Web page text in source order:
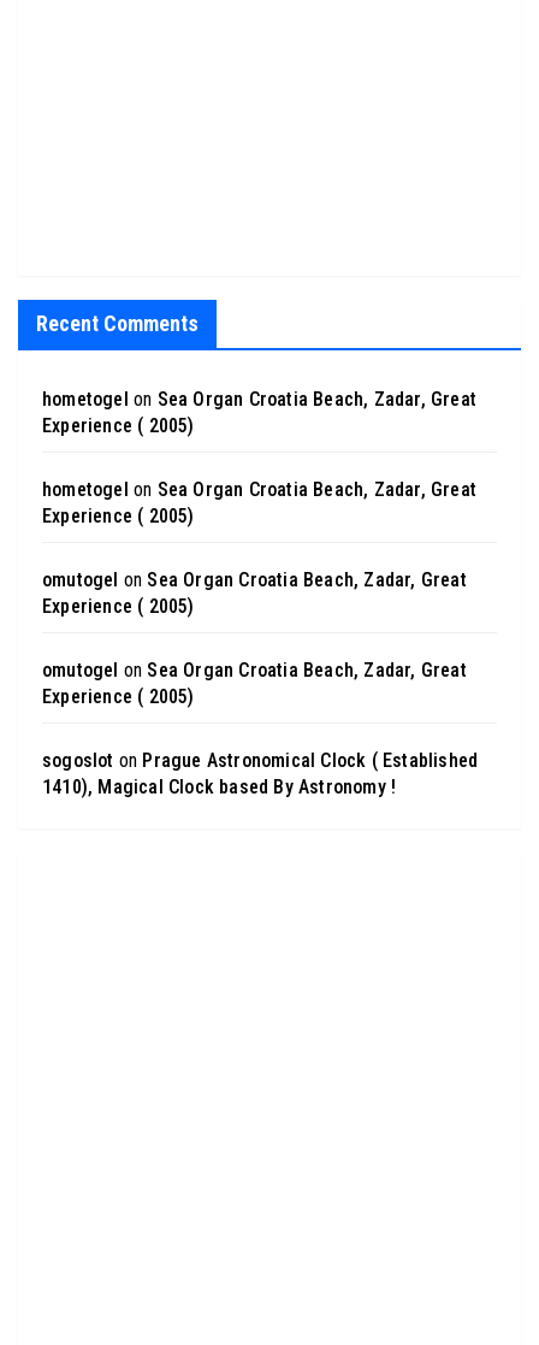
Recent Comments
hometogel on Sea Organ Croatia Beach, Zadar, Great
Experience ( 2005)
hometogel on Sea Organ Croatia Beach, Zadar, Great
Experience ( 2005)
omutogel on Sea Organ Croatia Beach, Zadar, Great
Experience ( 2005)
omutogel on Sea Organ Croatia Beach, Zadar, Great
Experience ( 2005)
sogoslot on Prague Astronomical Clock ( Established
1410), Magical Clock based By Astronomy !